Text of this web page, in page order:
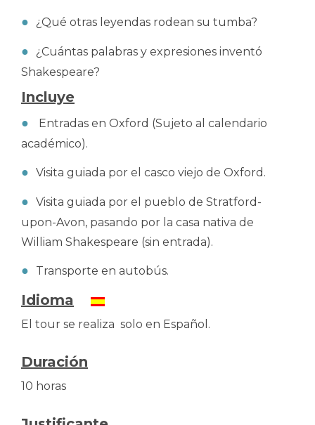
¿Qué otras leyendas rodean su tumba?
¿Cuántas palabras y expresiones inventó
Shakespeare?
Incluye
Entradas en Oxford (Sujeto al calendario
académico).
Visita guiada por el casco viejo de Oxford.
Visita guiada por el pueblo de Stratford-
upon-Avon, pasando por la casa nativa de
William Shakespeare (sin entrada).
Transporte en autobús.
Idioma
El tour se realiza solo en Español.
Duración
10 horas